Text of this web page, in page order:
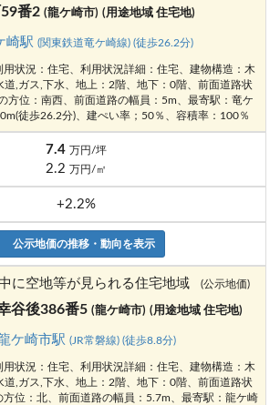
番2 (龍ケ崎市) (用途地域 住宅地)
崎駅(関東鉄道竜ケ崎線) (徒歩26.2分)
状況：住宅、利用状況詳細：住宅、建物構造：木
,ガス,下水、地上：2階、地下：0階、前面道路状
方位：南西、前面道路の幅員：5m、最寄駅：竜ケ
徒歩26.2分)、建ぺい率；50％、容積率：100％
7.4 万円/坪
2.2 万円/㎡
+2.2%
公示地価の推移・動向を表示
に空地等が見られる住宅地域 (公示地価)
谷後386番5 (龍ケ崎市) (用途地域 住宅地)
ケ崎市駅 (JR常磐線) (徒歩8.8分)
状況：住宅、利用状況詳細：住宅、建物構造：木
,ガス,下水、地上：2階、地下：0階、前面道路状
位：北、前面道路の幅員：5.7m、最寄駅：龍ケ崎